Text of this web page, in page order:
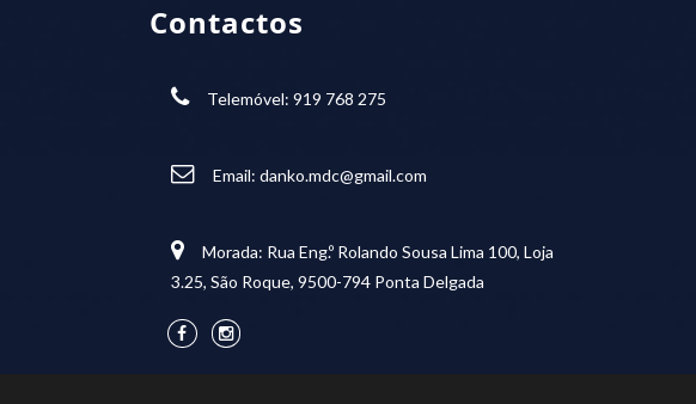
Contactos
Telemóvel: 919 768 275
Email: danko.mdc@gmail.com
Morada: Rua Eng.º Rolando Sousa Lima 100, Loja
3.25, São Roque, 9500-794 Ponta Delgada